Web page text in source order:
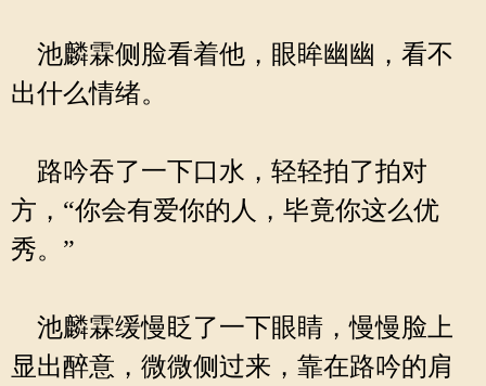
池麟霖侧脸看着他，眼眸幽幽，看不
出什么情绪。
路吟吞了一下口水，轻轻拍了拍对
方，“你会有爱你的人，毕竟你这么优
秀。”
池麟霖缓慢眨了一下眼睛，慢慢脸上
显出醉意，微微侧过来，靠在路吟的肩